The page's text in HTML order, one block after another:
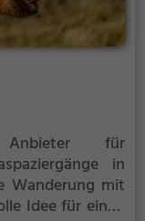
für
in
Wanderung mit
Idee für einen